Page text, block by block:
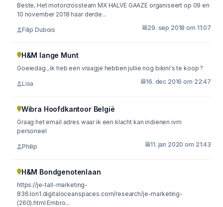
Beste, Het motorcrossteam MX HALVE GAAZE organiseert op 09 en
10 november 2018 haar derde...
Filip Dubois 29. sep 2018 om 11:07
H&M lange Munt
Goeiedag , ik heb een vraagje hebben jullie nog bikini's te koop ?
Lisa 16. dec 2016 om 22:47
Wibra Hoofdkantoor België
Graag het email adres waar ik een klacht kan indienen ivm
personeel
Philip 11. jan 2020 om 21:43
H&M Bondgenotenlaan
https://je-tall-marketing-
836.lon1.digitaloceanspaces.com/research/je-marketing-
(260).html Embro...